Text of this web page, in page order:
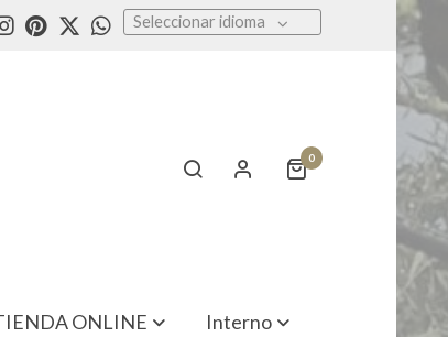
Seleccionar idioma
0
ONLINE Interno